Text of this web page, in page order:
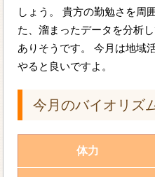
しょう。 貴方の勤勉さを周
た、溜まったデータを分析
ありそうです。 今月は地域
やると良いですよ。
今月のバイオリズ
体力